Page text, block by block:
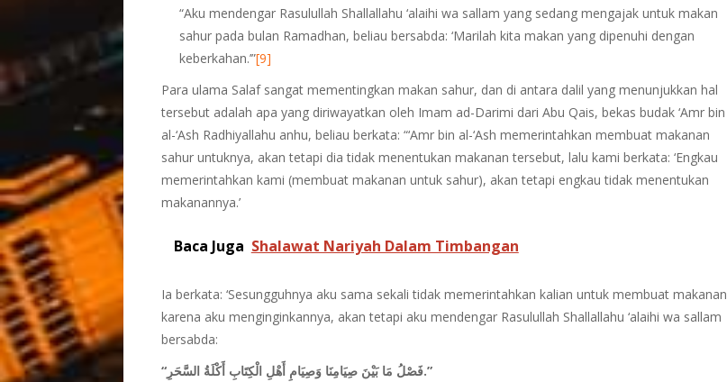
“Aku mendengar Rasulullah Shallallahu ‘alaihi wa sallam yang sedang mengajak untuk makan
sahur pada bulan Ramadhan, beliau bersabda: ‘Marilah kita makan yang dipenuhi dengan
keberkahan.’”[9]
Para ulama Salaf sangat mementingkan makan sahur, dan di antara dalil yang menunjukkan hal
tersebut adalah apa yang diriwayatkan oleh Imam ad-Darimi dari Abu Qais, bekas budak ‘Amr bin
al-‘Ash Radhiyallahu anhu, beliau berkata: “‘Amr bin al-‘Ash memerintahkan membuat makanan
sahur untuknya, akan tetapi dia tidak menentukan makanan tersebut, lalu kami berkata: ‘Engkau
memerintahkan kami (membuat makanan untuk sahur), akan tetapi engkau tidak menentukan
makanannya.’
Baca Juga Shalawat Nariyah Dalam Timbangan
Ia berkata: ‘Sesungguhnya aku sama sekali tidak memerintahkan kalian untuk membuat makanan
karena aku menginginkannya, akan tetapi aku mendengar Rasulullah Shallallahu ‘alaihi wa sallam
bersabda:
“فَصْلُ مَا بَيْنَ صِيَامِنَا وَصِيَامِ أَهْلِ الْكِتَابِ أَكْلَةُ السَّحَرِ.”